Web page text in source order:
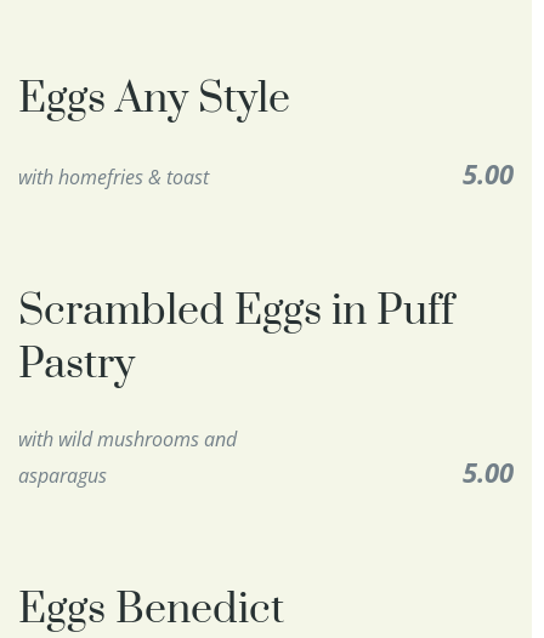
Eggs Any Style
with homefries & toast 5.00
Scrambled Eggs in Puff
Pastry
with wild mushrooms and
asparagus
5.00
Eggs Benedict